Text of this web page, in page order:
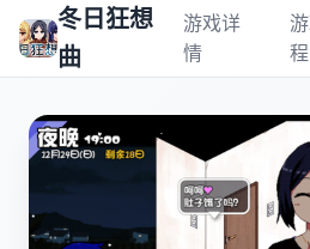
冬日狂想
曲
游戏详
情
程